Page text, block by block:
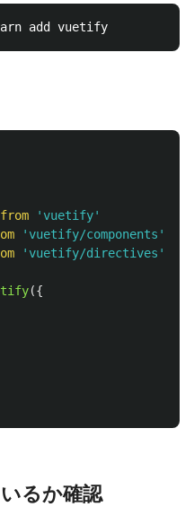
from ' vuetify'
' vuetify/components '
' vuetify/directives '
({
るか確認